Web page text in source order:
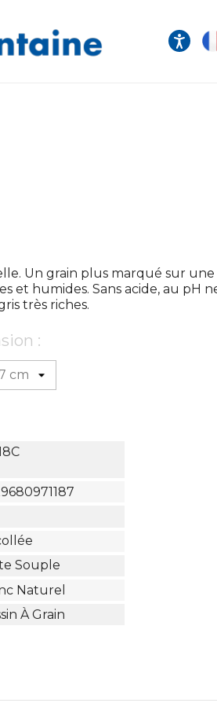
Un grain plus marqué sur
et humides. Sans acide, au pH
très riches.
:
Souple
Naturel
À Grain